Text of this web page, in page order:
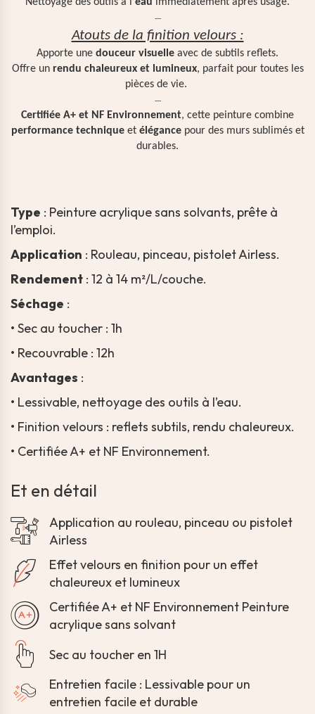
---
Atouts de la finition velours :
Apporte une douceur visuelle avec de subtils reflets.
Offre un rendu chaleureux et lumineux, parfait pour toutes les
pièces de vie.
---
Certifiée A+ et NF Environnement, cette peinture combine
performance techniqueet élégancepour des murs sublimés et
durables.
Type : Peinture acrylique sans solvants, prête à
l’emploi.
Application : Rouleau, pinceau, pistolet Airless.
Rendement : 12 à 14 m²/L/couche.
Séchage :
• Sec au toucher : 1h
• Recouvrable : 12h
Avantages :
• Lessivable, nettoyage des outils à l’eau.
• Finition velours : reflets subtils, rendu chaleureux.
• Certifiée A+ et NF Environnement.
Et en détail
Application au rouleau, pinceau ou pistolet
Airless
Effet velours en finition pour un effet
chaleureux et lumineux
Certifiée A+ et NF Environnement Peinture
acrylique sans solvant
Sec au toucher en 1H
Entretien facile : Lessivable pour un
entretien facile et durable